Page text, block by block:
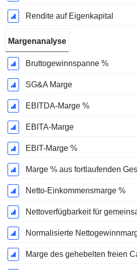
Rendite auf Eigenkapital
Margenanalyse
Bruttogewinnspanne %
SG&A Marge
EBITDA-Marge %
EBITA-Marge
EBIT-Marge %
Marge % aus fortlaufenden
Netto-Einkommensmarge %
Nettoverfügbarkeit für
Normalisierte
Marge des gehebelten freien